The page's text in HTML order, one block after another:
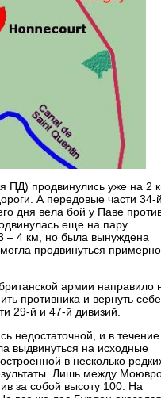
ПД) продвинулись уже на 2
А передовые части
дня вела бой у Паве
еще на пару
– 4 км, но была вынуждена
продвинуться
армии направило
противника и вернуть себе
29-й и 47-й дивизий.
недостаточной, и в течение
выдвинуться на исходные
в несколько
Лишь между
за собой высоту 100. На